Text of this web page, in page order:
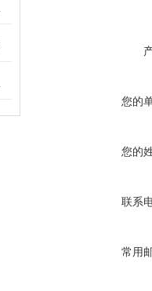
您的
您的
联系
常用